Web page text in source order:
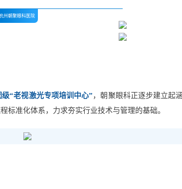
州朝聚眼科医院
级“老视激光专项培训中心”，朝聚眼科正逐步建立起
标准化体系，力求夯实行业技术与管理的基础。